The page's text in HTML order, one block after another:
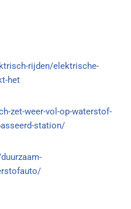
rijden/elektrische-
het
zet-weer-vol-op-waterstof-
station/